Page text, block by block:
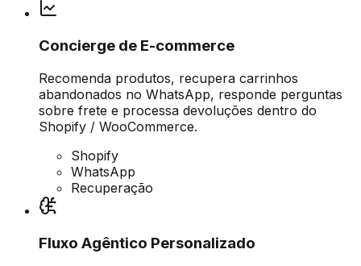
Concierge de E-commerce
Recomenda produtos, recupera carrinhos
abandonados no WhatsApp, responde perguntas
sobre frete e processa devoluções dentro do
Shopify / WooCommerce.
Shopify
WhatsApp
Recuperação
Fluxo Agêntico Personalizado